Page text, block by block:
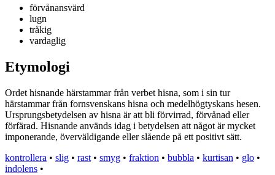
förvånansvärd
lugn
tråkig
vardaglig
Etymologi
Ordet hisnande härstammar från verbet hisna, som i sin tur
härstammar från fornsvenskans hisna och medelhögtyskans hesen.
Ursprungsbetydelsen av hisna är att bli förvirrad, förvånad eller
förfärad. Hisnande används idag i betydelsen att något är mycket
imponerande, överväldigande eller slående på ett positivt sätt.
kontrollera • slig • rast • smyg • fraktion • bubbla • kurtisan • glo •
indolens •